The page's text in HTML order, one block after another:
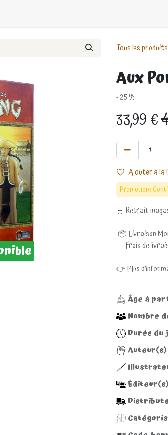
Tous les produits
Aux
- 25 %
33,99€
Ajouter à la
Promotions
🛒 Retrait
📦 Livraison
💶 Frais de
👉 Plus
Âge à
Nombre
Durée du